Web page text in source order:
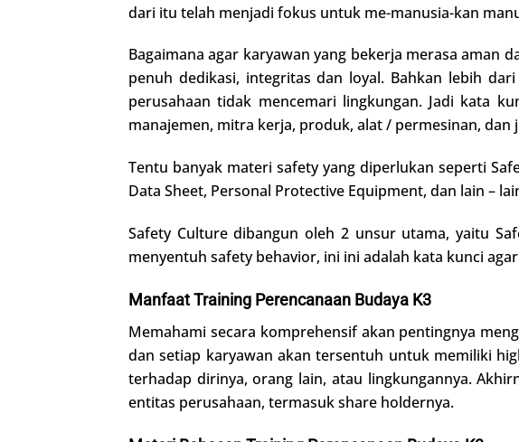
dari itu telah menjadi fokus untuk me-manusia-kan
Bagaimana agar karyawan yang bekerja merasa aman
penuh dedikasi, integritas dan loyal. Bahkan lebih
perusahaan tidak mencemari lingkungan. Jadi kata
manajemen, mitra kerja, produk, alat / permesinan, dan
Tentu banyak materi safety yang diperlukan seperti
Data Sheet, Personal Protective Equipment, dan lain –
Safety Culture dibangun oleh 2 unsur utama, yaitu
menyentuh safety behavior, ini ini adalah kata kunci
Manfaat Training Perencanaan Budaya K3
Memahami secara komprehensif akan pentingnya
dan setiap karyawan akan tersentuh untuk memiliki
terhadap dirinya, orang lain, atau lingkungannya.
entitas perusahaan, termasuk share holdernya.